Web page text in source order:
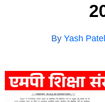
By Yash Patel